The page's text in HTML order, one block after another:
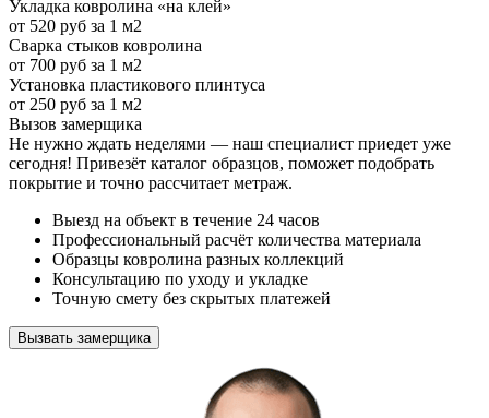
Укладка ковролина «на клей»
от 520 руб за 1 м2
Сварка стыков ковролина
от 700 руб за 1 м2
Установка пластикового плинтуса
от 250 руб за 1 м2
Вызов замерщика
Не нужно ждать неделями — наш специалист приедет уже
сегодня! Привезёт каталог образцов, поможет подобрать
покрытие и точно рассчитает метраж.
Выезд на объект в течение 24 часов
Профессиональный расчёт количества материала
Образцы ковролина разных коллекций
Консультацию по уходу и укладке
Точную смету без скрытых платежей
Вызвать замерщика